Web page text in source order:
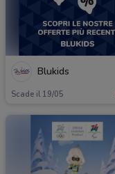
Blukids
Scade il 19/05